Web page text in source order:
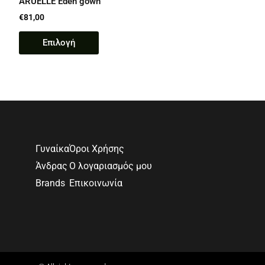
€81,00
Επιλογή
Γυναίκα
Άνδρας
Brands
Όροι Χρήσης
Ο λογαριασμός μου
Επικοινωνία